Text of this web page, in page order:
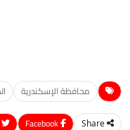
محافظة الإسكندرية
Share